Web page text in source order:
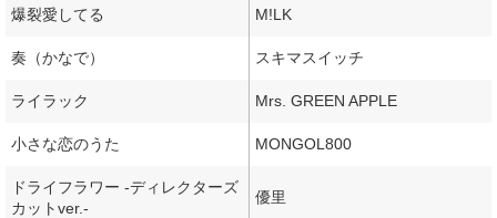
爆裂愛してる M!LK
奏（かなで） スキマスイッチ
ライラック Mrs. GREEN APPLE
小さな恋のうた MONGOL800
ドライフラワー -ディレクターズ
カットver.-
優里